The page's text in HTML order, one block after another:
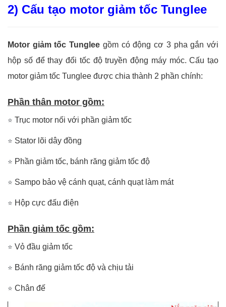
2) Cấu tạo motor giảm tốc Tunglee
Motor giảm tốc Tunglee gồm có động cơ 3 pha gắn với
hộp số để thay đổi tốc độ truyền động máy móc.Cấu tạo
motor giảm tốc Tunglee được chia thành 2 phần chính:
Phần thân motor gồm:
⭐ Trục motor nối với phần giảm tốc
⭐ Stator lõi dây đồng
⭐ Phần giảm tốc, bánh răng giảm tốc độ
⭐ Sampo bảo vệ cánh quạt, cánh quạt làm mát
⭐ Hộp cực đấu điện
Phần giảm tốc gồm:
⭐ Vỏ đầu giảm tốc
⭐ Bánh răng giảm tốc độ và chịu tải
⭐ Chân đế